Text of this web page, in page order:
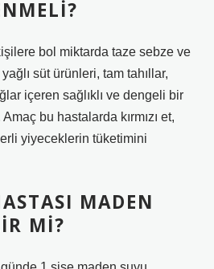
bol miktarda taze sebze ve
süt ürünleri, tam tahıllar,
içeren sağlıklı ve dengeli bir
bu hastalarda kırmızı et,
yiyeceklerin tüketimini
MADEN
MI?